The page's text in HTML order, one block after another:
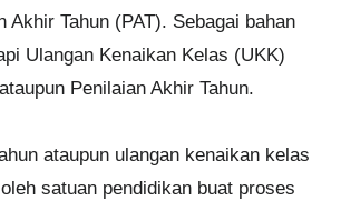
Akhir Tahun (PAT). Sebagai bahan
Ulangan Kenaikan Kelas (UKK)
Penilaian Akhir Tahun.
ataupun ulangan kenaikan kelas
satuan pendidikan buat proses